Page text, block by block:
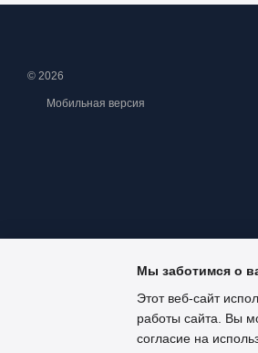
© 2026
Мобильная версия
Мы заботимся о
Этот веб-сайт
работы сайта. Вы
согласие на